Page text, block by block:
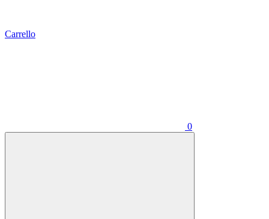
Carrello
0